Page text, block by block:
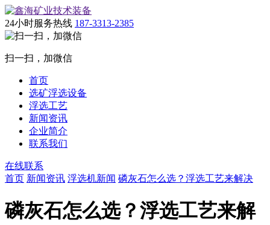
24小时服务热线 187-3313-2385
扫一扫，加微信
首页
选矿浮选设备
浮选工艺
新闻资讯
企业简介
联系我们
在线联系
首页 新闻资讯 浮选机新闻 磷灰石怎么选？浮选工艺来解决
磷灰石怎么选？浮选工艺来解